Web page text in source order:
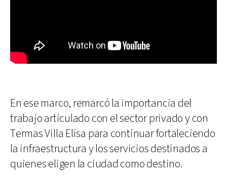
En ese marco, remarcó la importancia del
trabajo articulado con el sector privado y con
Termas Villa Elisa para continuar fortaleciendo
la infraestructura y los servicios destinados a
quienes eligen la ciudad como destino.